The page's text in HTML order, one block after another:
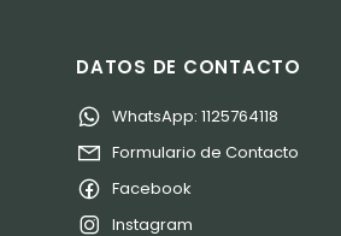
DATOS DE CONTACTO
WhatsApp: 1125764118
Formulario de Contacto
Facebook
Instagram